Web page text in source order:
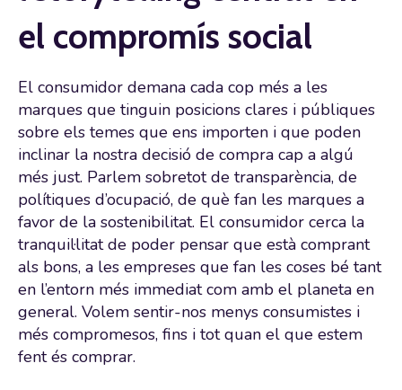
el compromís social
El consumidor demana cada cop més a les
marques que tinguin posicions clares i públiques
sobre els temes que ens importen i que poden
inclinar la nostra decisió de compra cap a algú
més just. Parlem sobretot de transparència, de
polítiques d’ocupació, de què fan les marques a
favor de la sostenibilitat. El consumidor cerca la
tranquil·litat de poder pensar que està comprant
als bons, a les empreses que fan les coses bé tant
en l’entorn més immediat com amb el planeta en
general. Volem sentir-nos menys consumistes i
més compromesos, fins i tot quan el que estem
fent és comprar.